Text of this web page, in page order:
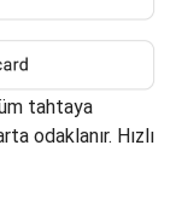
tahtaya
odaklanır. Hızlı